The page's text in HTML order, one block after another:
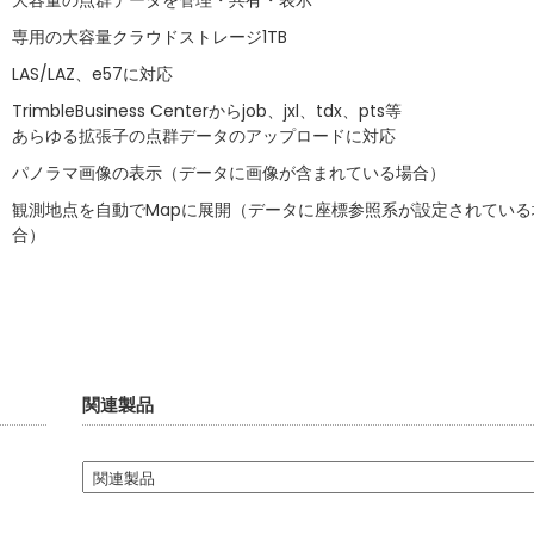
専用の大容量クラウドストレージ1TB
LAS/LAZ、e57に対応
TrimbleBusiness Centerからjob、jxl、tdx、pts等
あらゆる拡張子の点群データのアップロードに対応
パノラマ画像の表示（データに画像が含まれている場合）
観測地点を自動でMapに展開（データに座標参照系が設定されてい
合）
関連製品